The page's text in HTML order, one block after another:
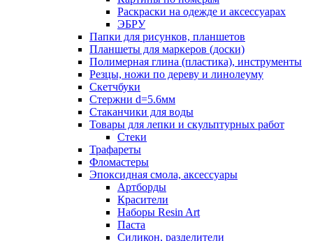
Раскраски на одежде и аксессуарах
ЭБРУ
Папки для рисунков, планшетов
Планшеты для маркеров (доски)
Полимерная глина (пластика), инструменты
Резцы, ножи по дереву и линолеуму
Скетчбуки
Стержни d=5.6мм
Стаканчики для воды
Товары для лепки и скульптурных работ
Стеки
Трафареты
Фломастеры
Эпоксидная смола, аксессуары
Артборды
Красители
Наборы Resin Art
Паста
Силикон, разделители